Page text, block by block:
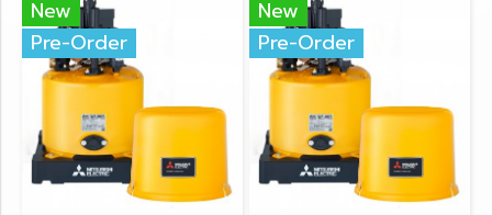
New
Pre-Order
New
Pre-Order